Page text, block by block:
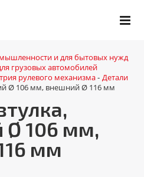
и для бытовых нужд
грузовых автомобилей
рулевого механизма - Детали
Ø 106 мм, внешний Ø 116 мм
Ø 106 мм,
мм